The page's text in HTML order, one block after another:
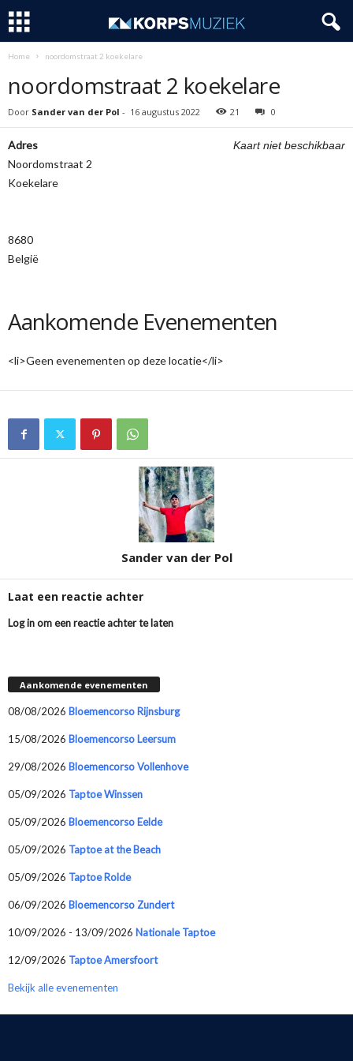
Home noordomstraat 2 koekelare
noordomstraat 2 koekelare
Door Sander van der Pol - 16 augustus 2022 21 0
Kaart niet beschikbaar
Adres
Noordomstraat 2
Koekelare
8680
België
Aankomende Evenementen
<li>Geen evenementen op deze locatie</li>
Sander van der Pol
Laat een reactie achter
Log in om een reactie achter te laten
Aankomende evenementen
08/08/2026 Bloemencorso Rijnsburg
15/08/2026 Bloemencorso Leersum
29/08/2026 Bloemencorso Vollenhove
05/09/2026 Taptoe Winssen
05/09/2026 Bloemencorso Eelde
05/09/2026 Taptoe at the Beach
05/09/2026 Taptoe Rolde
06/09/2026 Bloemencorso Zundert
10/09/2026 - 13/09/2026 Nationale Taptoe
12/09/2026 Taptoe Amersfoort
Bekijk alle evenementen